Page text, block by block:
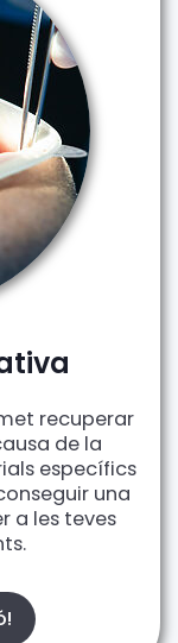
recuperar
de la
específics
una
a les teves